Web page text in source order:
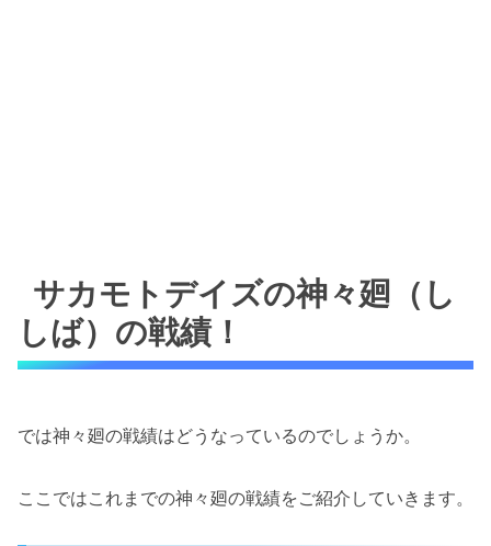
サカモトデイズの神々廻（し
しば）の戦績！
では神々廻の戦績はどうなっているのでしょうか。
ここではこれまでの神々廻の戦績をご紹介していきます。